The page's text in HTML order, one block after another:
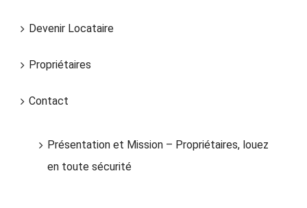
Devenir Locataire
Propriétaires
Contact
Présentation et Mission – Propriétaires, louez
en toute sécurité